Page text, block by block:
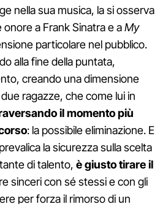
nella sua musica, la si osserva
a Frank Sinatra e aMy
particolare nel pubblico.
alla fine della puntata,
creando una dimensione
ragazze, che come lui in
il momento più
: la possibile eliminazione. E
la sicurezza sulla scelta
di talento, è giusto tirare il
sinceri con sé stessi e con gli
per forza il rimorso di un